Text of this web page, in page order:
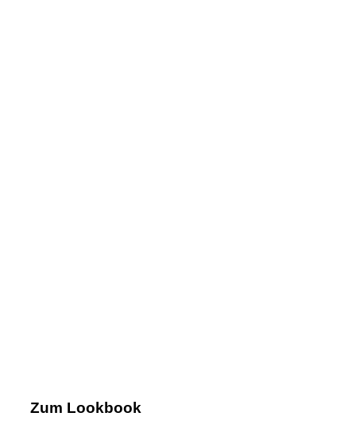
Zum Lookbook